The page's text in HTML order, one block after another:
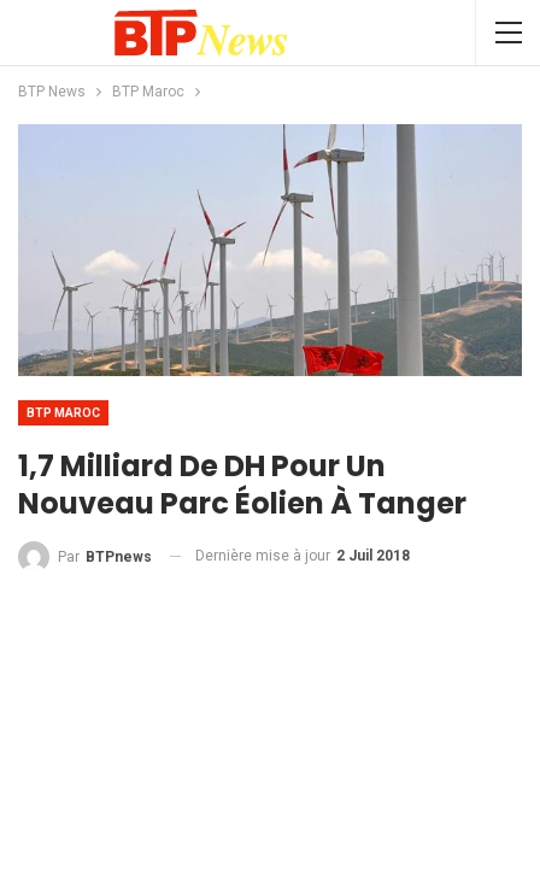
BTP News BTP Maroc
BTP MAROC
1,7 Milliard De DH Pour Un
Nouveau Parc Éolien À Tanger
Par BTPnews Dernière mise à jour 2 Juil 2018